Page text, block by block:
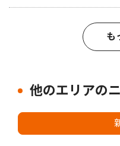
も
他のエリアの